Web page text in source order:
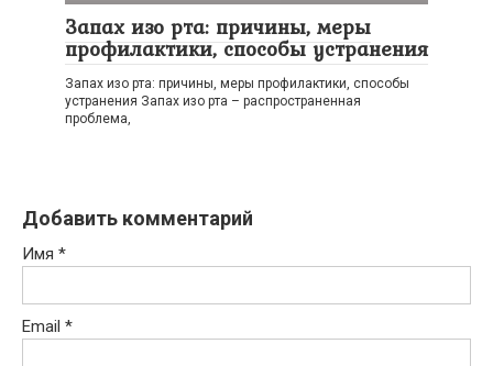
Запах изо рта: причины, меры
профилактики, способы устранения
Запах изо рта: причины, меры профилактики, способы
устранения Запах изо рта – распространенная
проблема,
Добавить комментарий
Имя *
Email *